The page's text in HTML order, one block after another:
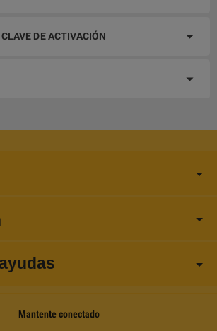
DE ACTIVACIÓN
Mantente conectado